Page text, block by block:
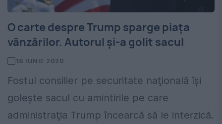
O carte despre Trump sparge piaţa
vânzărilor. Autorul şi-a golit sacul
18 IUNIE 2020
Fostul consilier pe securitate naţională îşi
goleşte sacul cu amintirile pe care
administraţia Trump încearcă să le interzică.